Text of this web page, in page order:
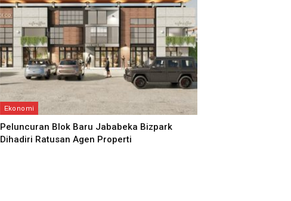
Ekonomi
Peluncuran Blok Baru Jababeka Bizpark
Dihadiri Ratusan Agen Properti